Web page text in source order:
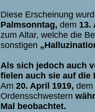
Diese Erscheinung
Palmsonntag, dem 13.
zum Altar, welche die
sonstigen
Als sich jedoch auch
fielen auch sie auf die
Am 20. April 1919, dem
Ordensschwestern
Mal beobachtet.